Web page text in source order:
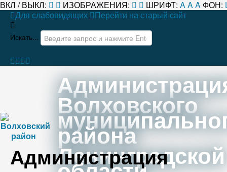
ВКЛ / ВЫКЛ: ИЗОБРАЖЕНИЯ: ШРИФТ: AAA ФОН:
Для слабовидящих
Перейти на старый сайт
Искать...
Волховского
района
Ленинградской
Администрация